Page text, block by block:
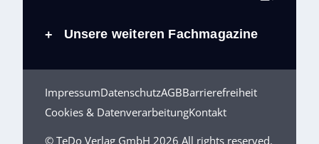
+ Unsere weiteren Fachmagazine
ImpressumDatenschutzAGBBarrierefreiheit
Cookies & DatenverarbeitungKontakt
© TeDo Verlag GmbH 2026 All rights reserved.